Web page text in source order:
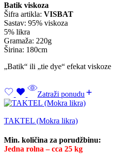
Batik viskoza
Šifra artikla: VISBAT
Sastav: 95% viskoza
5% likra
Gramaža: 220g
Širina: 180cm
„Batik“ ili „tie dye“ efekat viskoze
Zatraži ponudu
TAKTEL (Mokra likra)
Min. količina za porudžbinu:
Jedna rolna – cca 25 kg